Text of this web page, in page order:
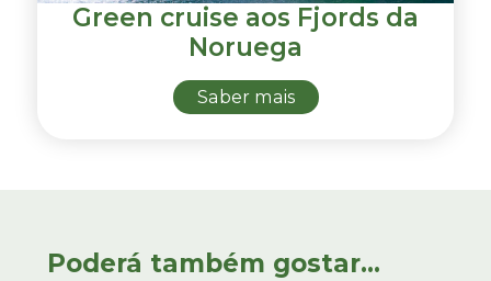
Green cruise aos Fjords da
Noruega
Saber mais
Poderá também gostar...